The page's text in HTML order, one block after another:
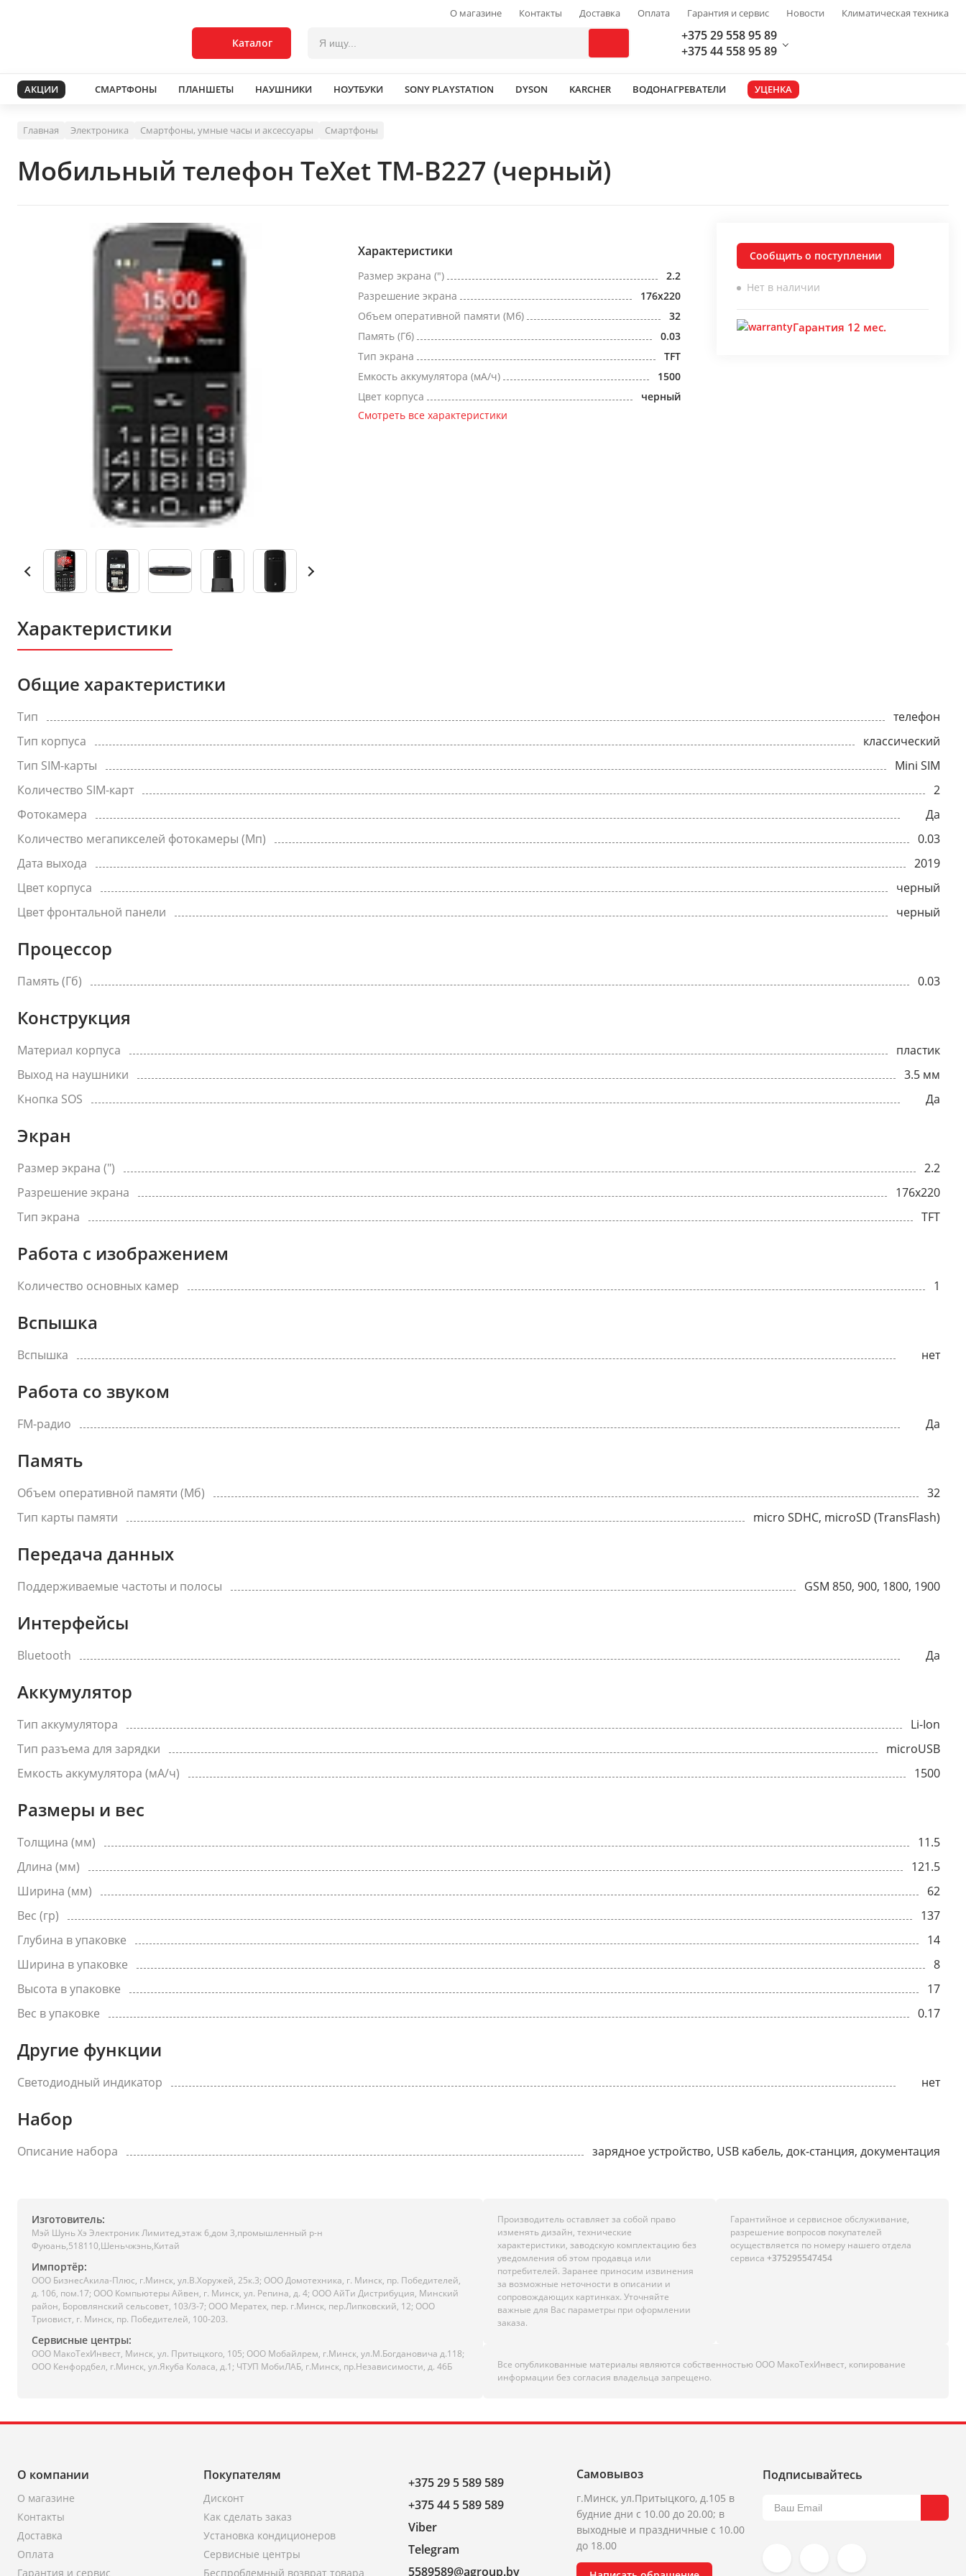
О магазине Контакты Доставка Оплата Гарантия и сервис Новости Климатическая техника
Каталог
+375 29 558 95 89
+375 44 558 95 89
АКЦИИ СМАРТФОНЫ ПЛАНШЕТЫ НАУШНИКИ НОУТБУКИ SONY PLAYSTATION DYSON KARCHER ВОДОНАГРЕВАТЕЛИ УЦЕНКА
Главная Электроника Смартфоны, умные часы и аксессуары Смартфоны
Мобильный телефон TeXet TM-B227 (черный)
Характеристики
Размер экрана (")
2.2
Разрешение экрана
176x220
Объем оперативной памяти (Мб)
32
Память (Гб)
0.03
Тип экрана
TFT
Емкость аккумулятора (мА/ч)
1500
Цвет корпуса
черный
Смотреть все характеристики
Сообщить о поступлении
Нет в наличии
Гарантия 12 мес.
Характеристики
Общие характеристики
Тип
телефон
Тип корпуса
классический
Тип SIM-карты
Mini SIM
Количество SIM-карт
2
Фотокамера
Да
Количество мегапикселей фотокамеры (Мп)
0.03
Дата выхода
2019
Цвет корпуса
черный
Цвет фронтальной панели
черный
Процессор
Память (Гб) 0.03
Конструкция
Материал корпуса
пластик
Выход на наушники
3.5 мм
Кнопка SOS
Да
Экран
Размер экрана (")
2.2
Разрешение экрана
176x220
Тип экрана
TFT
Работа с изображением
Количество основных камер 1
Вспышка
Вспышка нет
Работа со звуком
FM-радио Да
Память
Объем оперативной памяти (Мб)
32
Тип карты памяти
micro SDHC, microSD (TransFlash)
Передача данных
Поддерживаемые частоты и полосы GSM 850, 900, 1800, 1900
Интерфейсы
Bluetooth Да
Аккумулятор
Тип аккумулятора
Li-Ion
Тип разъема для зарядки
microUSB
Емкость аккумулятора (мА/ч)
1500
Размеры и вес
Толщина (мм)
11.5
Длина (мм)
121.5
Ширина (мм)
62
Вес (гр)
137
Глубина в упаковке
14
Ширина в упаковке
8
Высота в упаковке
17
Вес в упаковке
0.17
Другие функции
Светодиодный индикатор нет
Набор
Описание набора зарядное устройство, USB кабель, док-станция, документация
Изготовитель:
Мэй Шунь Хэ Электроник Лимитед,этаж 6,дом 3,промышленный р-н
Фуюань,518110,Шеньчжэнь,Китай
Импортёр:
ООО БизнесАкила-Плюc, г.Минск, ул.В.Хоружей, 25к.3; ООО Домотехника, г. Минск, пр. Победителей,
д. 106, пом.17; ООО Компьютеры Айвен, г. Минск, ул. Репина, д. 4; ООО АйТи Дистрибуция, Минский
район, Боровлянский сельсовет, 103/3-7; ООО Мератех, пер. г.Минск, пер.Липковский, 12; ООО
Триовист, г. Минск, пр. Победителей, 100-203.
Сервисные центры:
ООО МакоТехИнвест, Минск, ул. Притыцкого, 105; ООО Мобайлрем, г.Минск, ул.М.Богдановича д.118;
ООО Кенфордбел, г.Минск, ул.Якуба Коласа, д.1; ЧТУП МобиЛАБ, г.Минск, пр.Независимости, д. 46Б
Производитель оставляет за собой право
изменять дизайн, технические
характеристики, заводскую комплектацию без
уведомления об этом продавца или
потребителей. Заранее приносим извинения
за возможные неточности в описании и
сопровождающих картинках. Уточняйте
важные для Вас параметры при оформлении
заказа.
Гарантийное и сервисное обслуживание,
разрешение вопросов покупателей
осуществляется по номеру нашего отдела
сервиса +375295547454
Все опубликованные материалы являются собственностью ООО МакоТехИнвест, копирование
информации без согласия владельца запрещено.
О компании
О магазине
Контакты
Доставка
Оплата
Гарантия и сервис
Покупателям
Дисконт
Как сделать заказ
Установка кондиционеров
Сервисные центры
Беспроблемный возврат товара
+375 29 5 589 589
+375 44 5 589 589
Viber
Telegram
5589589@agroup.by
Самовывоз
г.Минск, ул.Притыцкого, д.105 в
будние дни с 10.00 до 20.00; в
выходные и праздничные с 10.00
до 18.00
Подписывайтесь